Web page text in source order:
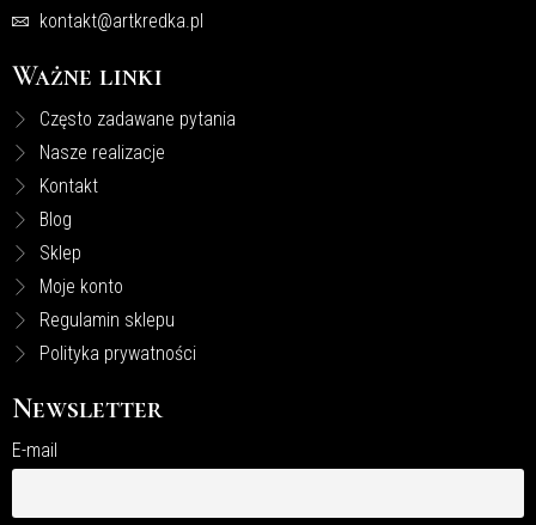
kontakt@artkredka.pl
Ważne linki
Często zadawane pytania
Nasze realizacje
Kontakt
Blog
Sklep
Moje konto
Regulamin sklepu
Polityka prywatności
Newsletter
E-mail